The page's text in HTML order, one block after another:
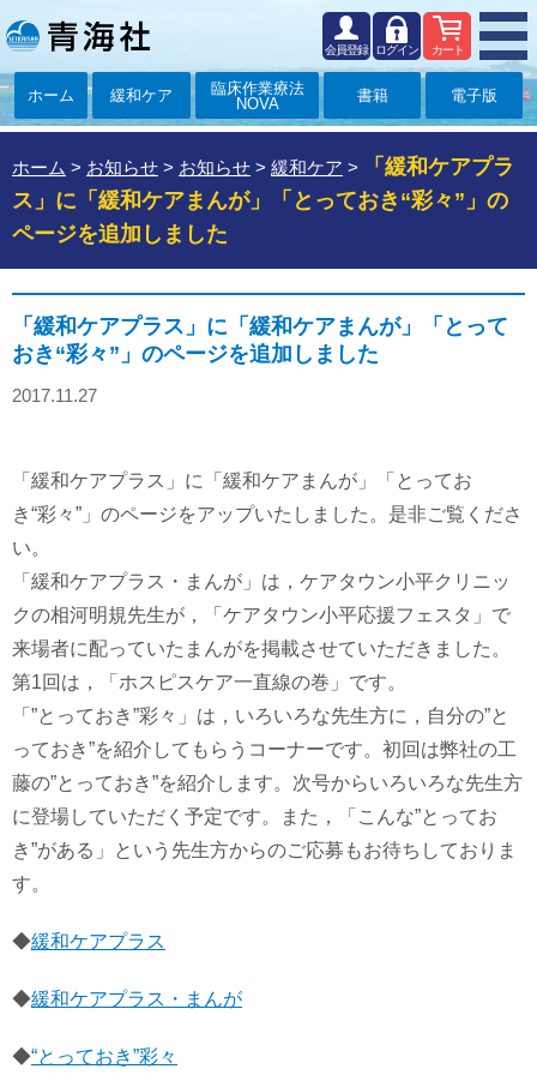
カート
ログイン
会員登録
ホーム 緩和ケア
臨床作業療法
NOVA
書籍 電子版
ホーム > お知らせ > お知らせ > 緩和ケア >
「緩和ケアプラ
ス」に「緩和ケアまんが」「とっておき“彩々”」の
ページを追加しました
「緩和ケアプラス」に「緩和ケアまんが」「とって
おき“彩々”」のページを追加しました
2017.11.27
「緩和ケアプラス」に「緩和ケアまんが」「とってお
き“彩々”」のページをアップいたしました。是非ご覧くださ
い。
「緩和ケアプラス・まんが」は，ケアタウン小平クリニッ
クの相河明規先生が，「ケアタウン小平応援フェスタ」で
来場者に配っていたまんがを掲載させていただきました。
第1回は，「ホスピスケア一直線の巻」です。
「”とっておき”彩々」は，いろいろな先生方に，自分の”と
っておき”を紹介してもらうコーナーです。初回は弊社の工
藤の”とっておき”を紹介します。次号からいろいろな先生方
に登場していただく予定です。また，「こんな”とってお
き”がある」という先生方からのご応募もお待ちしておりま
す。
◆緩和ケアプラス
◆緩和ケアプラス・まんが
◆“とっておき”彩々